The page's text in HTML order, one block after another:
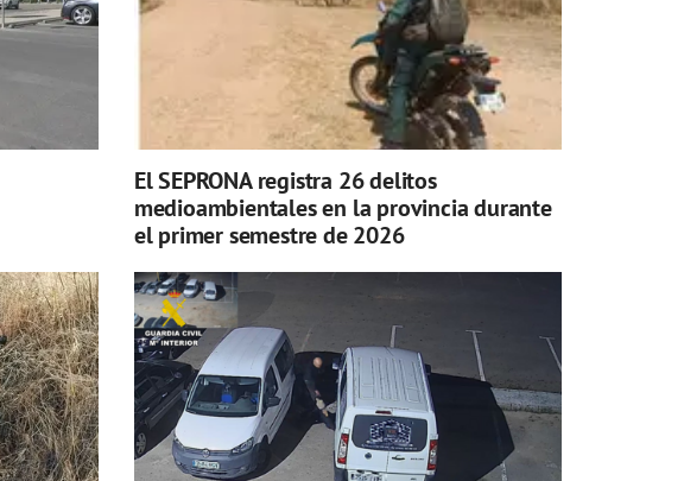
El SEPRONA registra 26 delitos
medioambientales en la provincia durante
el primer semestre de 2026